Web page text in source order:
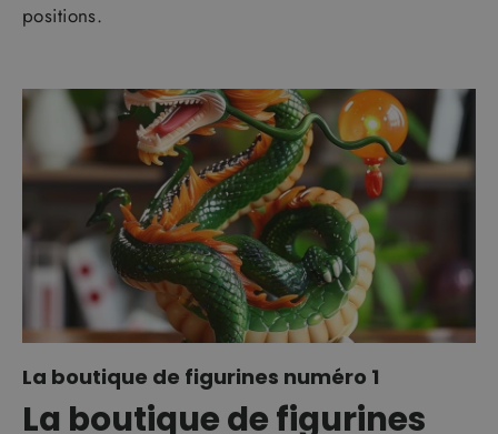
positions.
La boutique de figurines numéro 1
La boutique de figurines